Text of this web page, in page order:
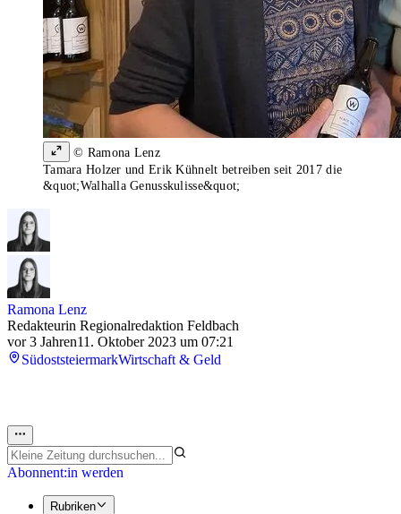
© Ramona Lenz
Tamara Holzer und Erik Kühnelt betreiben seit 2017 die
&quot;Walhalla Genusskulisse&quot;
Ramona Lenz
Redakteurin Regionalredaktion Feldbach
vor 3 Jahren11. Oktober 2023 um 07:21
SüdoststeiermarkWirtschaft & Geld
Abonnent:in werden
Rubriken